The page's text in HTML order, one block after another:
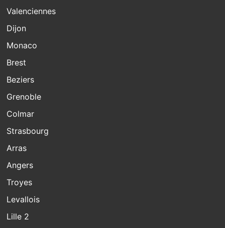
Valenciennes
Dijon
Monaco
Brest
Beziers
Grenoble
Colmar
Strasbourg
Arras
Angers
Troyes
Levallois
Lille 2